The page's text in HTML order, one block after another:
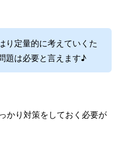
り定量的に考えていくた
題は必要と言えます♪
かり対策をしておく必要が